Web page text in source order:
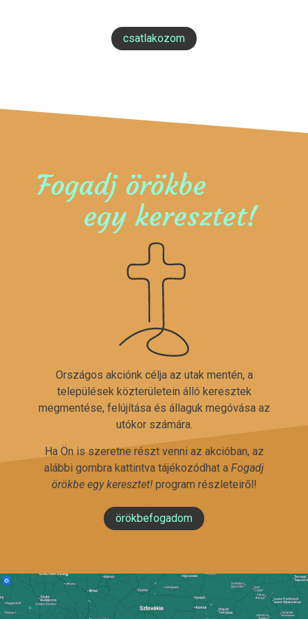
csatlakozom
Fogadj örökbe
egy keresztet!
Országos akciónk célja az utak mentén, a
települések közterületein álló keresztek
megmentése, felújítása és állaguk megóvása az
utókor számára.
Ha Ön is szeretne részt venni az akcióban, az
alábbi gombra kattintva tájékozódhat a Fogadj
örökbe egy keresztet!program részleteiről!
örökbefogadom